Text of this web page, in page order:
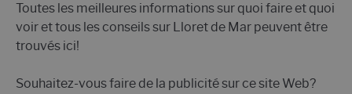
Toutes les meilleures informations sur quoi faire et quoi
voir et tous les conseils sur Lloret de Mar peuvent être
trouvés ici!
Souhaitez-vous faire de la publicité sur ce site Web?